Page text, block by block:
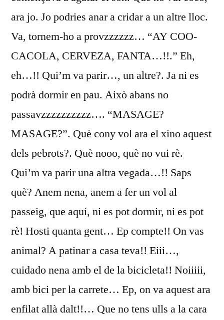
ara jo. Jo podries anar a cridar a un altre lloc.
Va, tornem-ho a provzzzzzz… “AY COO-
CACOLA, CERVEZA, FANTA…!!.” Eh,
eh…!! Qui’m va parir…, un altre?. Ja ni es
podrà dormir en pau. Això abans no
passavzzzzzzzzzz…. “MASAGE?
MASAGE?”. Què cony vol ara el xino aquest
dels pebrots?. Què nooo, què no vui rè.
Qui’m va parir una altra vegada…!! Saps
què? Anem nena, anem a fer un vol al
passeig, que aquí, ni es pot dormir, ni es pot
rè! Hosti quanta gent… Ep compte!! On vas
animal? A patinar a casa teva!! Eiii…,
cuidado nena amb el de la bicicleta!! Noiiiii,
amb bici per la carrete… Ep, on va aquest ara
enfilat allà dalt!!… Que no tens ulls a la cara